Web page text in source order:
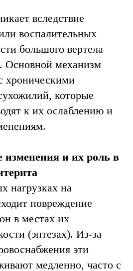
вследствие
воспалительных
большого вертела
Основной механизм
хроническими
которые
к их ослаблению и
изменения и их роль в
нагрузках на
повреждение
в местах их
(энтезах). Из-за
эти
медленно, часто с